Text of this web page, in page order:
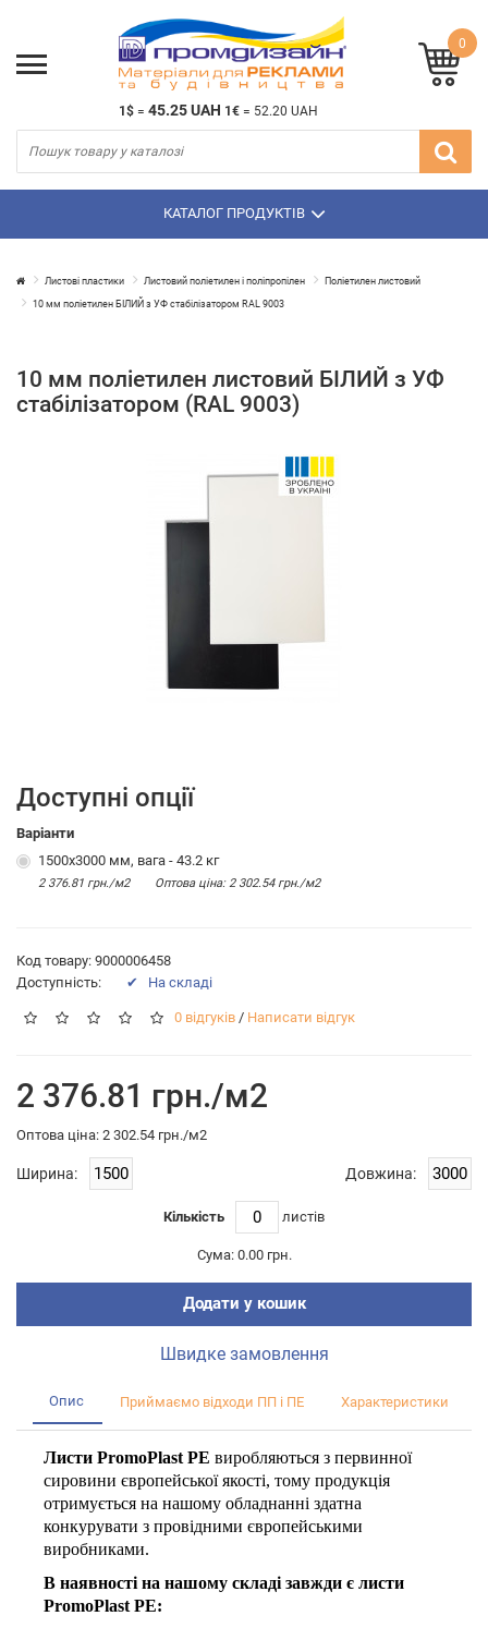
1$ = 45.25 UAH 1€ = 52.20 UAH
0
КАТАЛОГ ПРОДУКТІВ
Листові пластики Листовий поліетилен і поліпропілен Поліетилен листовий
10 мм поліетилен БІЛИЙ з УФ стабілізатором RAL 9003
10 мм поліетилен листовий БІЛИЙ з УФ
стабілізатором (RAL 9003)
Доступні опції
Варіанти
1500х3000 мм, вага - 43.2 кг
2 376.81 грн./м2 Оптова цiна: 2 302.54 грн./м2
Код товару: 9000006458
Доступність:
✔ На складі
0 відгуків / Написати відгук
2 376.81 грн./м2
Оптова цiна: 2 302.54 грн./м2
Ширина: Довжина:
Кількість листiв
Сума: 0.00 грн.
Додати у кошик
Швидке замовлення
Опис Приймаємо відходи ПП і ПЕ Характеристики
Листи PromoPlast PE виробляються з первинної
сировини європейської якості, тому продукція
отримується на нашому обладнанні здатна
конкурувати з провідними європейськими
виробниками.
В наявності на нашому складі завжди є листи
PromoPlast PЕ: